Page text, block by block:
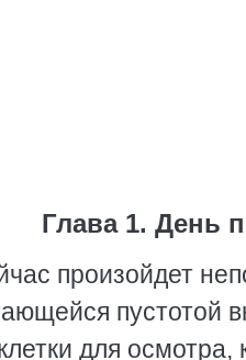
Глава 1. День
произойдет
пустотой
для